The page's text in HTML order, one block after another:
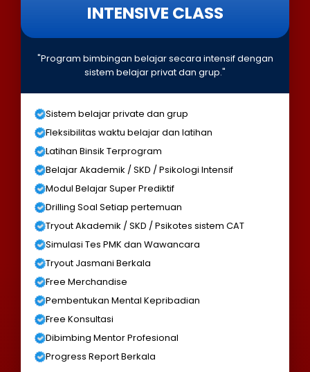
INTENSIVE CLASS
"Program bimbingan belajar secara intensif dengan
sistem belajar privat dan grup."
Sistem belajar private dan grup
Fleksibilitas waktu belajar dan latihan
Latihan Binsik Terprogram
Belajar Akademik / SKD / Psikologi Intensif
Modul Belajar Super Prediktif
Drilling Soal Setiap pertemuan
Tryout Akademik / SKD / Psikotes sistem CAT
Simulasi Tes PMK dan Wawancara
Tryout Jasmani Berkala
Free Merchandise
Pembentukan Mental Kepribadian
Free Konsultasi
Dibimbing Mentor Profesional
Progress Report Berkala